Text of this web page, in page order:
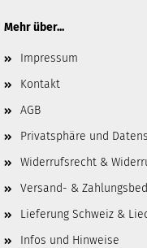
Mehr über...
Impressum
Kontakt
AGB
Privatsphäre und
Widerrufsrecht &
Versand- &
Lieferung Schweiz &
Infos und Hinweise